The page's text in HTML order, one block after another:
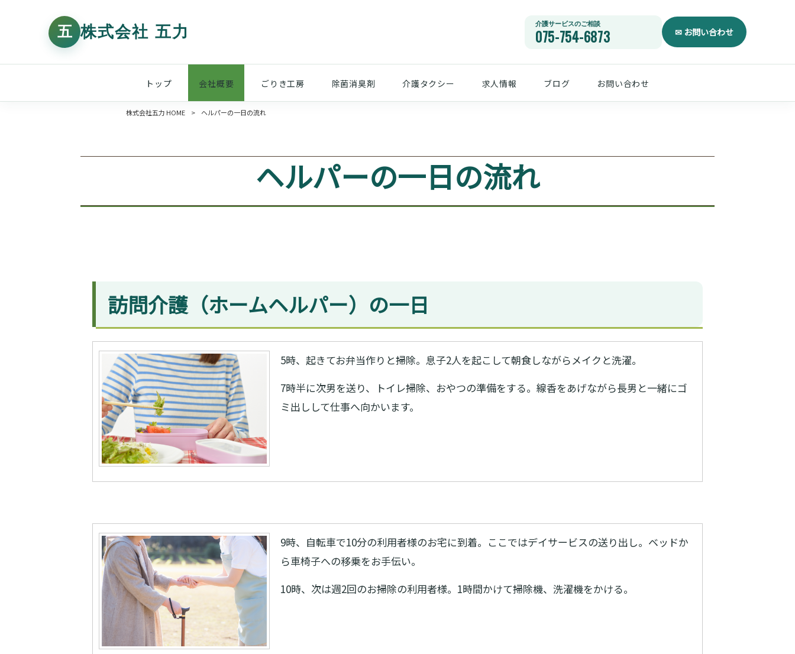
トップ 会社概要 ごりき工房 除菌消臭剤 介護タクシー 求人情報 ブログ お問い合わせ
株式会社五力 HOME > ヘルパーの一日の流れ
ヘルパーの一日の流れ
訪問介護（ホームヘルパー）の一日
5時、起きてお弁当作りと掃除。息子2人を起こして朝食しながらメイクと洗濯。
7時半に次男を送り、トイレ掃除、おやつの準備をする。線香をあげながら長男と一緒にゴ
ミ出しして仕事へ向かいます。
9時、自転車で10分の利用者様のお宅に到着。ここではデイサービスの送り出し。ベッドか
ら車椅子への移乗をお手伝い。
10時、次は週2回のお掃除の利用者様。1時間かけて掃除機、洗濯機をかける。